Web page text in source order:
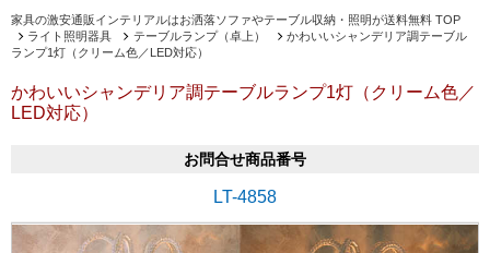
家具の激安通販インテリアルはお洒落ソファやテーブル収納・照明が送料無料 TOP
ライト照明器具
テーブルランプ（卓上）
かわいいシャンデリア調テーブル
ランプ1灯（クリーム色／LED対応）
かわいいシャンデリア調テーブルランプ1灯（クリーム色／
LED対応）
お問合せ商品番号
LT-4858